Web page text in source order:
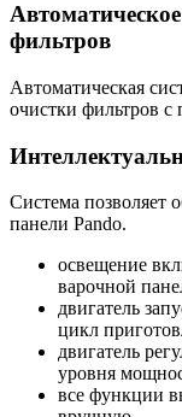
фильтров
Автоматическая
очистки фильтров
Система позволяет
панели Pando.
освещение
варочной
двигатель
цикл
двигатель
уровня
все функции